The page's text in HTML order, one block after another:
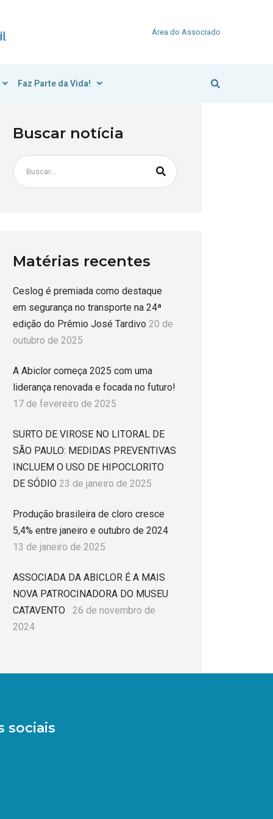
Área do Associado
Faz Parte da Vida!
Buscar notícia
Matérias recentes
Ceslog é premiada como destaque
em segurança no transporte na 24ª
edição do Prêmio José Tardivo 20 de
outubro de 2025
A Abiclor começa 2025 com uma
liderança renovada e focada no futuro!
17 de fevereiro de 2025
SURTO DE VIROSE NO LITORAL DE
SÃO PAULO: MEDIDAS PREVENTIVAS
INCLUEM O USO DE HIPOCLORITO
DE SÓDIO 23 de janeiro de 2025
Produção brasileira de cloro cresce
5,4% entre janeiro e outubro de 2024
13 de janeiro de 2025
ASSOCIADA DA ABICLOR É A MAIS
NOVA PATROCINADORA DO MUSEU
CATAVENTO
26 de novembro de
2024
sociais